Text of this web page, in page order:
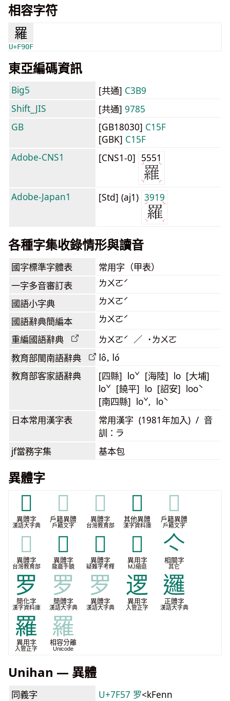
相容字符
羅
U+F90F
東亞編碼資訊
Big5 [共通] C3B9
Shift_JIS
[共通] 9785
GB
[GB18030] C15F
[GBK] C15F
Adobe-CNS1
[CNS1-0] 5551
Adobe-Japan1 [Std] (aj1) 3919
各種字集收錄情形與讀音
國字標準字體表 常用字（甲表）
一字多音審訂表 ㄌㄨㄛˊ
國語小字典 ㄌㄨㄛˊ
國語辭典簡編本 ㄌㄨㄛˊ
重編國語辭典 ㄌㄨㄛˊ ／ ˙ㄌㄨㄛ
教育部閩南語辭典 lô, ló
教育部客家語辭典
[四縣] loˇ [海陸] lo [大埔]
loˇ [饒平] lo [詔安] looˋ
[南四縣] loˇ, loˋ
日本常用漢字表
常用漢字 (1981年加入) / 音
訓：ラ
jf當務字集 基本包
異體字
𦋝
異體字
漢語大字典
𦋝
戶籍異體
戶籍文字
𦋝
異體字
台灣教育部
𦌴
其他異體
漢字資料庫
𦌴
戶籍異體
戶籍文字
𦌴
異體字
台灣教育部
𩎊
異體字
龍龕手鏡
𩵇
異體字
疑難字考釋
𮗈
異用字
MJ縮退
亽
相關字
其它
罗
簡化字
漢字資料庫
罗
簡體字
漢語大字典
罗
異體字
漢語大字典
逻
異用字
入管正字
邏
正體字
漢語大字典
羅
異用字
入管正字
羅
相容分離
Unicode
Unihan — 異體
同義字 U+7F57 罗<kFenn